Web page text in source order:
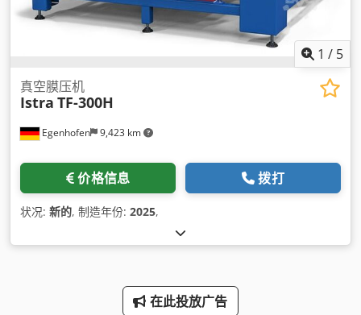
1 / 5
Egenhofen 9,423 km
真空膜压机
Istra TF-300H
价格信息 拨打
状况: 新的, 制造年份: 2025,
在此投放广告